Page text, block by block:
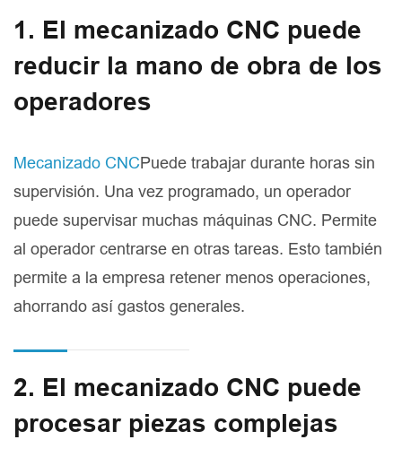
1. El mecanizado CNC puede
reducir la mano de obra de los
operadores
Mecanizado CNCPuede trabajar durante horas sin
supervisión. Una vez programado, un operador
puede supervisar muchas máquinas CNC. Permite
al operador centrarse en otras tareas. Esto también
permite a la empresa retener menos operaciones,
ahorrando así gastos generales.
2. El mecanizado CNC puede
procesar piezas complejas